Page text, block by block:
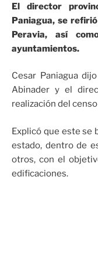
El director
Paniagua, se
Peravia, así
ayuntamientos.
Cesar Paniagua
Abinader y el
realización del
Explicó que este se
estado, dentro de
otros, con el
edificaciones.